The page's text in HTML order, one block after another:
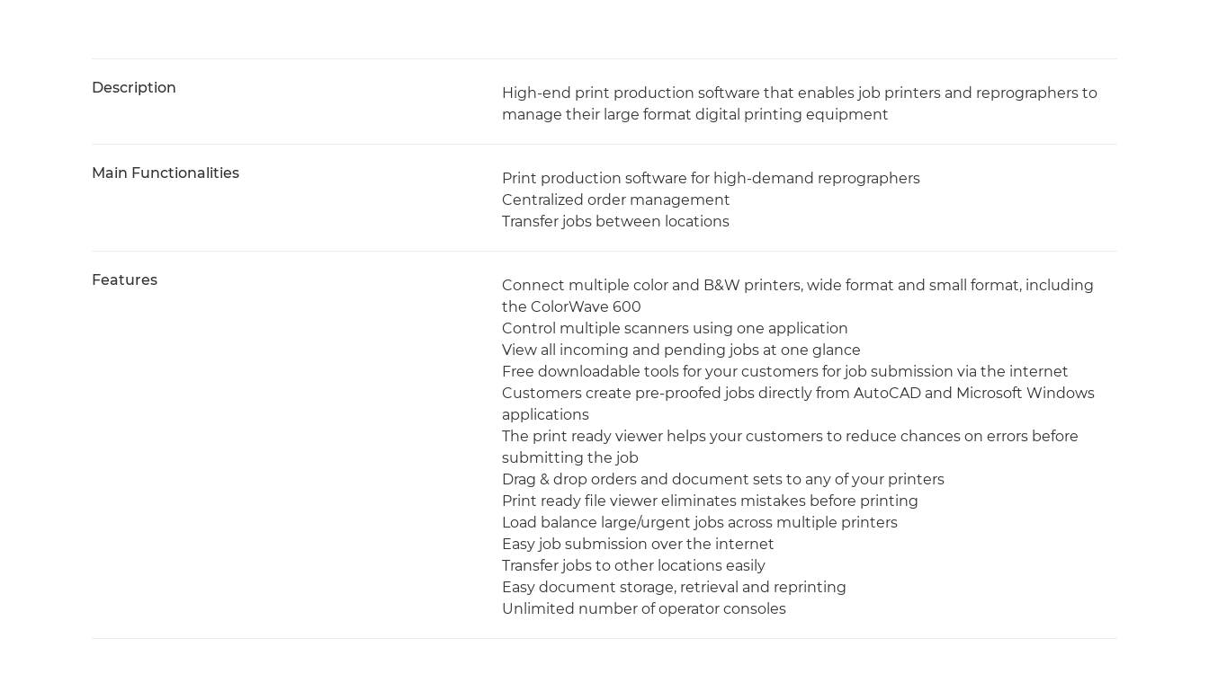
Description
High-end print production software that enables job printers and reprographers to
manage their large format digital printing equipment
Main Functionalities
Print production software for high-demand reprographers
Centralized order management
Transfer jobs between locations
Features
Connect multiple color and B&W printers, wide format and small format, including
the ColorWave 600
Control multiple scanners using one application
View all incoming and pending jobs at one glance
Free downloadable tools for your customers for job submission via the internet
Customers create pre-proofed jobs directly from AutoCAD and Microsoft Windows
applications
The print ready viewer helps your customers to reduce chances on errors before
submitting the job
Drag & drop orders and document sets to any of your printers
Print ready file viewer eliminates mistakes before printing
Load balance large/urgent jobs across multiple printers
Easy job submission over the internet
Transfer jobs to other locations easily
Easy document storage, retrieval and reprinting
Unlimited number of operator consoles